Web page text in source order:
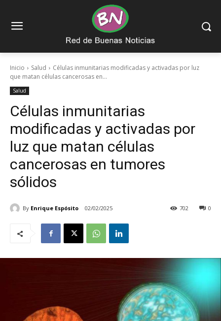
Inicio Salud
Células inmunitarias modificadas y activadas por luz
que matan células cancerosas en...
Salud
Células inmunitarias
modificadas y activadas por
luz que matan células
cancerosas en tumores
sólidos
By Enrique Espósito 02/02/2025 0
702